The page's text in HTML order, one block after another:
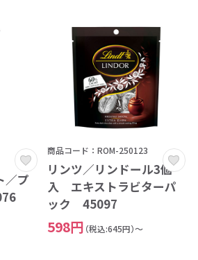
／プ
商品コード：ROM-250123
リンツ／リンドール3個
入 エキストラビターパ
ック 45097
598円 （税込:645円）～